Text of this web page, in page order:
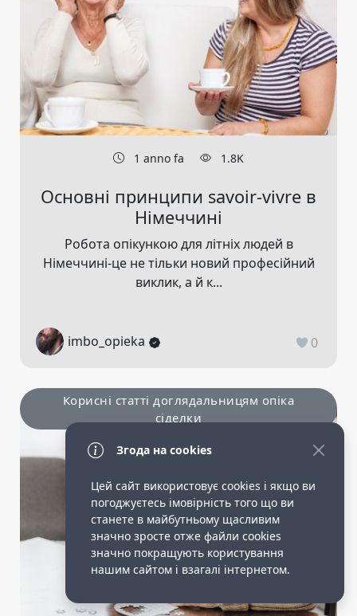
1 anno fa 1.8K
Основні принципи savoir-vivre в
Німеччині
Робота опікункою для літніх людей в
Німеччині-це не тільки новий професійний
виклик, а й к...
imbo_opieka 0
Корисні статті доглядальницям опіка
сіделки
Згода на cookies
Цей сайт використовує cookies і якщо ви
погоджуєтесь імовірність того що ви
станете в майбутньому щасливим
значно зросте отже файли cookies
значно покращують користування
нашим сайтом і взагалі інтернетом.